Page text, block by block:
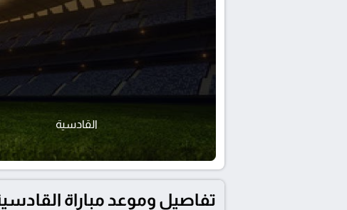
القادسية
تفاصيل وموعد مباراة القادسية و الأهلي بتاريخ